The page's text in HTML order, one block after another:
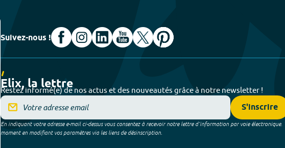
Suivez-nous !
Elix, la lettre
Restez informé(e) de nos actus et des nouveautés grâce à notre newsletter !
S'inscrire
En indiquant votre adresse e-mail ci-dessus vous consentez à recevoir notre lettre d’information par voie électronique.
moment en modifiant vos paramètres via les liens de désinscription.